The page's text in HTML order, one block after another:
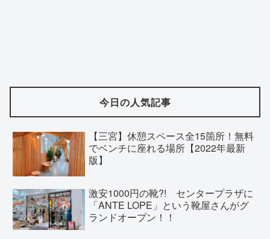
今日の人気記事
【三宮】休憩スペース全15箇所！無料
でベンチに座れる場所【2022年最新
版】
激安1000円の靴?! センタープラザに
「ANTE LOPE」という靴屋さんがグ
ランドオープン！！